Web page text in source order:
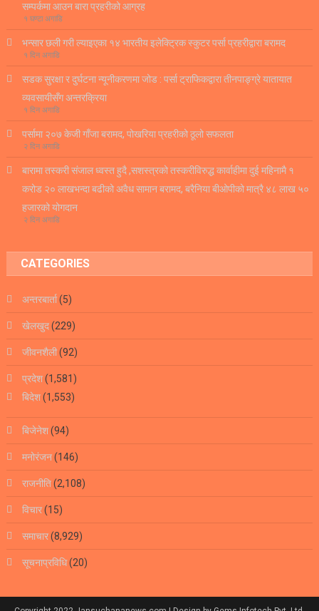
सम्पर्कमा आउन बारा प्रहरीको आग्रह
१ घण्टा अगाडि
भन्सार छली गरी ल्याइएका १४ भारतीय इलेक्ट्रिक स्कुटर पर्सा प्रहरीद्वारा बरामद
१ दिन अगाडि
सडक सुरक्षा र दुर्घटना न्यूनीकरणमा जोड : पर्सा ट्राफिकद्वारा तीनपाङ्ग्रे यातायात
व्यवसायीसँग अन्तरक्रिया
१ दिन अगाडि
पर्सामा २०७ केजी गाँजा बरामद, पोखरिया प्रहरीको ठूलो सफलता
२ दिन अगाडि
बारामा तस्करी संजाल ध्वस्त हुदै ,सशस्त्रको तस्करीविरुद्ध कार्वाहीमा दुई महिनामै १
करोड २० लाखभन्दा बढीको अवैध सामान बरामद, बरैनिया बीओपीको मात्रै ४८ लाख ५०
हजारको योगदान
२ दिन अगाडि
CATEGORIES
अन्तरबार्ता(5)
खेलखुद(229)
जीवनशैली(92)
प्रदेश(1,581)
बिदेश(1,553)
बिजेनेश(94)
मनोरंजन(146)
राजनीति(2,108)
विचार(15)
समाचार(8,929)
सूचनाप्रविधि(20)